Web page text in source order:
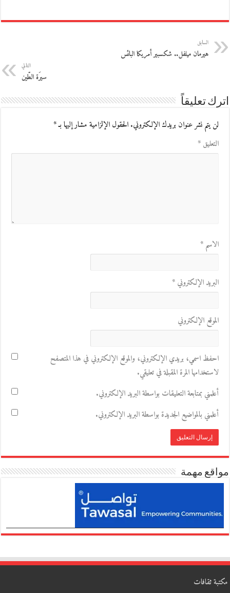
السابق
هيرمان ميلفل.. شكسبير أمريكا البائس
التالي
سيرَة الطّين
اترك تعليقاً
لن يتم نشر عنوان بريدك الإلكتروني.الحقول الإلزامية مشار إليها بـ*
التعليق*
الاسم*
البريد الإلكتروني*
الموقع الإلكتروني
احفظ اسمي، بريدي الإلكتروني، والموقع الإلكتروني في هذا المتصفح
لاستخدامها المرة المقبلة في تعليقي.
أعلمني بمتابعة التعليقات بواسطة البريد الإلكتروني.
أعلمني بالمواضيع الجديدة بواسطة البريد الإلكتروني.
مواقع مهمة
مكتبة ثقافات